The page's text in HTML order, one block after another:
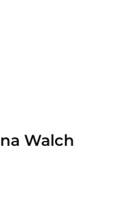
Walch